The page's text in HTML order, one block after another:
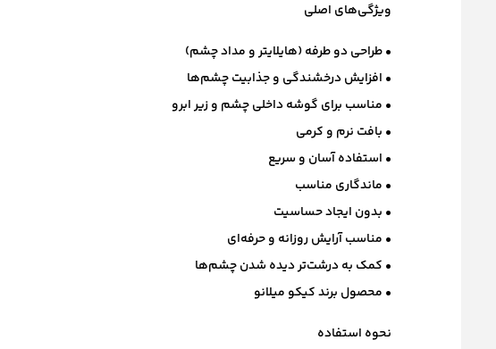
ویژگی‌های اصلی
• طراحی دو طرفه (هایلایتر و مداد چشم)
• افزایش درخشندگی و جذابیت چشم‌ها
• مناسب برای گوشه داخلی چشم و زیر ابرو
• بافت نرم و کرمی
• استفاده آسان و سریع
• ماندگاری مناسب
• بدون ایجاد حساسیت
• مناسب آرایش روزانه و حرفه‌ای
• کمک به درشت‌تر دیده شدن چشم‌ها
• محصول برند کیکو میلانو
نحوه استفاده